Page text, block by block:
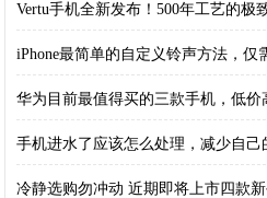
Vertu手机全新发布！500年工艺的极
iPhone最简单的自定义铃声方法，仅
华为目前最值得买的三款手机，低价
手机进水了应该怎么处理，减少自己
冷静选购勿冲动 近期即将上市四款